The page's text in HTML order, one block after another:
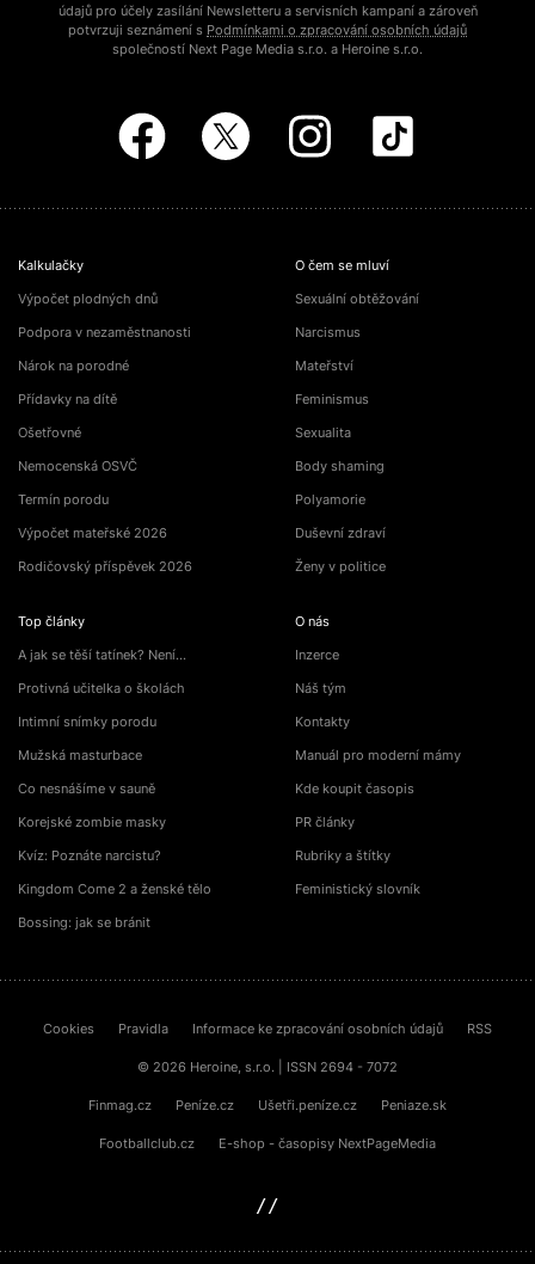
údajů pro účely zasílání Newsletteru a servisních kampaní a zároveň
potvrzuji seznámení s Podmínkami o zpracování osobních údajů
společností Next Page Media s.r.o. a Heroine s.r.o.
Kalkulačky
Výpočet plodných dnů
Podpora v nezaměstnanosti
Nárok na porodné
Přídavky na dítě
Ošetřovné
Nemocenská OSVČ
Termín porodu
Výpočet mateřské 2026
Rodičovský příspěvek 2026
Top články
A jak se těší tatínek? Není…
Protivná učitelka o školách
Intimní snímky porodu
Mužská masturbace
Co nesnášíme v sauně
Korejské zombie masky
Kvíz: Poznáte narcistu?
Kingdom Come 2 a ženské tělo
Bossing: jak se bránit
O čem se mluví
Sexuální obtěžování
Narcismus
Mateřství
Feminismus
Sexualita
Body shaming
Polyamorie
Duševní zdraví
Ženy v politice
O nás
Inzerce
Náš tým
Kontakty
Manuál pro moderní mámy
Kde koupit časopis
PR články
Rubriky a štítky
Feministický slovník
Cookies Pravidla Informace ke zpracování osobních údajů RSS
© 2026 Heroine, s.r.o. | ISSN 2694 - 7072
Finmag.cz Peníze.cz Ušetři.peníze.cz Peniaze.sk
Footballclub.cz E-shop - časopisy NextPageMedia